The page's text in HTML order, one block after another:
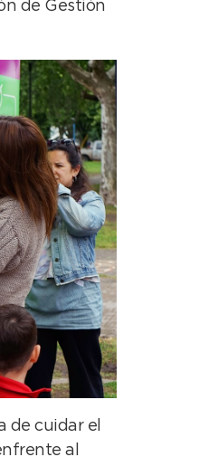
de Gestión
de cuidar el
al